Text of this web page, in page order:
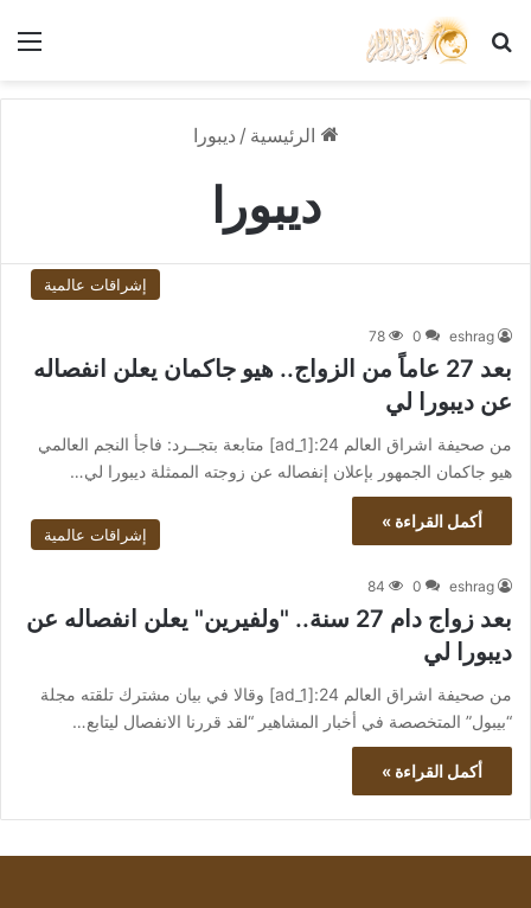
بحث عن
الرئيسية / ديبورا
ديبورا
إشراقات عالمية
eshrag
0
78
بعد 27 عاماً من الزواج.. هيو جاكمان يعلن انفصاله
عن ديبورا لي
من صحيفة اشراق العالم 24:[ad_1] متابعة بتجــرد: فاجأ النجم العالمي
هيو جاكمان الجمهور بإعلان إنفصاله عن زوجته الممثلة ديبورا لي…
أكمل القراءة »
إشراقات عالمية
eshrag
0
84
بعد زواج دام 27 سنة.. "ولفيرين" يعلن انفصاله عن
ديبورا لي
من صحيفة اشراق العالم 24:[ad_1] وقالا في بيان مشترك تلقته مجلة
“بيبول” المتخصصة في أخبار المشاهير “لقد قررنا الانفصال ليتابع…
أكمل القراءة »